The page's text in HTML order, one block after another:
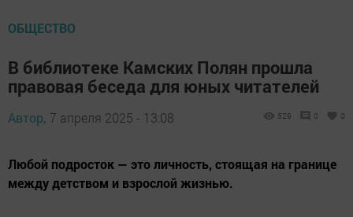
ОБЩЕСТВО
В библиотеке Камских Полян прошла
правовая беседа для юных читателей
Автор, 7 апреля 2025 - 13:08 529 0 0
Любой подросток — это личность, стоящая на границе
между детством и взрослой жизнью.